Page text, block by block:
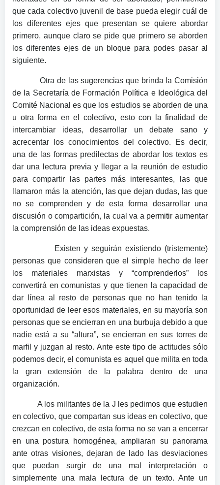
que cada colectivo juvenil de base pueda elegir cuál de
los diferentes ejes que presentan se quiere abordar
primero, aunque claro se pide que primero se aborden
los diferentes ejes de un bloque para podes pasar al
siguiente.
Otra de las sugerencias que brinda la Comisión
de la Secretaría de Formación Política e Ideológica del
Comité Nacional es que los estudios se aborden de una
u otra forma en el colectivo, esto con la finalidad de
intercambiar ideas, desarrollar un debate sano y
acrecentar los conocimientos del colectivo. Es decir,
una de las formas predilectas de abordar los textos es
dar una lectura previa y llegar a la reunión de estudio
para compartir las partes más interesantes, las que
llamaron más la atención, las que dejan dudas, las que
no se comprenden y de esta forma desarrollar una
discusión o compartición, la cual va a permitir aumentar
la comprensión de las ideas expuestas.
Existen y seguirán existiendo (tristemente)
personas que consideren que el simple hecho de leer
los materiales marxistas y “comprenderlos” los
convertirá en comunistas y que tienen la capacidad de
dar línea al resto de personas que no han tenido la
oportunidad de leer esos materiales, en su mayoría son
personas que se encierran en una burbuja debido a que
nadie está a su “altura”, se encierran en sus torres de
marfil y juzgan al resto. Ante este tipo de actitudes sólo
podemos decir, el comunista es aquel que milita en toda
la gran extensión de la palabra dentro de una
organización.
A los militantes de la J les pedimos que estudien
en colectivo, que compartan sus ideas en colectivo, que
crezcan en colectivo, de esta forma no se van a encerrar
en una postura homogénea, ampliaran su panorama
ante otras visiones, dejaran de lado las desviaciones
que puedan surgir de una mal interpretación o
simplemente una mala lectura de un texto. Ante un